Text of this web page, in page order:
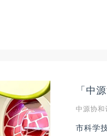
「中
中源协和
市科学